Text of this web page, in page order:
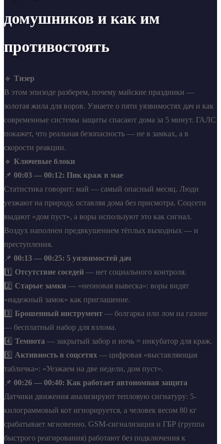
домушников и как им
противостоять
🔹 Тизер
В этом эпизоде разберем, почему майские праздники —
золотая жила для воров. Узнаете о пяти уязвимостях дач и как
современные системы защиты спасают дома за 5 минут. ГАЛС
покажет, что реальная безопасность — не в замках, а в
скорости реакции.
🔹 Ключевые блоки
📌 00:03 — 00:12: Пик краж в мае
Статистика говорит: май — самый опасный месяц. Люди
уезжают на природу, оставляя дома без присмотра. Соцсети
выдают «дом пуст», а воры используют это как сигнал.
Воздух наполнен предвкушением тёплых выходных — и
преступления.
📌 00:13 — 00:25: 5 уязвимостей дач
1️⃣ Отсутствие соседей — нет социального контроля.
2️⃣ Старые замки — «неоновая вывеска»: воры видят
«надежный замок» как приглашение.
3️⃣ Брошенный инструмент — болгарка или лом на газоне
— бесплатный набор для взлома.
4️⃣ Темнота — закрытый забор и ночь = инкубатор для краж.
5️⃣ Активность в соцсетях — цифровая «выставляющая
табличка»: «Уезжаем на две недели, дом пуст».
📌 00:26 — 00:40: Как работает автономная защита
Датчики движения анализируют тепловую сигнатуру: 5-
килограммовый кот игнорируется, а человек весом 80 кг
срабатывает мгновенно. GSM-сигнализация и ГБР (группа
быстрого реагирования) работают без подключения к